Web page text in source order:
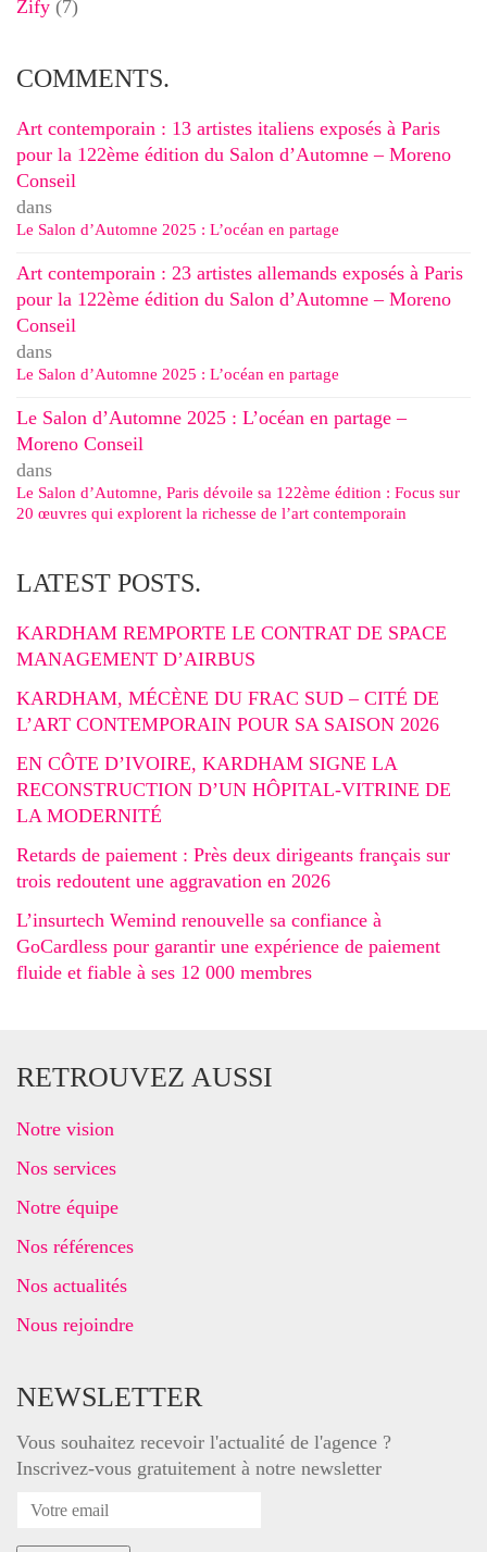
Zify (7)
COMMENTS.
Art contemporain : 13 artistes italiens exposés à Paris
pour la 122ème édition du Salon d’Automne – Moreno
Conseil
dans
Le Salon d’Automne 2025 : L’océan en partage
Art contemporain : 23 artistes allemands exposés à Paris
pour la 122ème édition du Salon d’Automne – Moreno
Conseil
dans
Le Salon d’Automne 2025 : L’océan en partage
Le Salon d’Automne 2025 : L’océan en partage –
Moreno Conseil
dans
Le Salon d’Automne, Paris dévoile sa 122ème édition : Focus sur
20 œuvres qui explorent la richesse de l’art contemporain
LATEST POSTS.
KARDHAM REMPORTE LE CONTRAT DE SPACE
MANAGEMENT D’AIRBUS
KARDHAM, MÉCÈNE DU FRAC SUD – CITÉ DE
L’ART CONTEMPORAIN POUR SA SAISON 2026
EN CÔTE D’IVOIRE, KARDHAM SIGNE LA
RECONSTRUCTION D’UN HÔPITAL-VITRINE DE
LA MODERNITÉ
Retards de paiement : Près deux dirigeants français sur
trois redoutent une aggravation en 2026
L’insurtech Wemind renouvelle sa confiance à
GoCardless pour garantir une expérience de paiement
fluide et fiable à ses 12 000 membres
RETROUVEZ AUSSI
Notre vision
Nos services
Notre équipe
Nos références
Nos actualités
Nous rejoindre
NEWSLETTER
Vous souhaitez recevoir l'actualité de l'agence ?
Inscrivez-vous gratuitement à notre newsletter